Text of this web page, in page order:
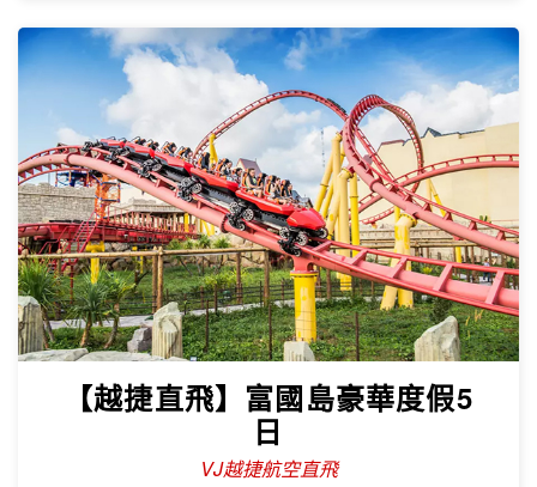
【越捷直飛】富國島豪華度假5
日
VJ越捷航空直飛